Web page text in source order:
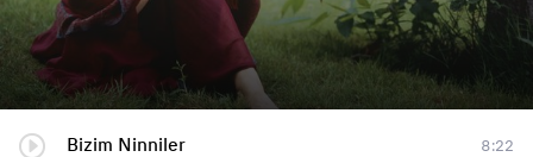
Bizim Ninniler
8:22